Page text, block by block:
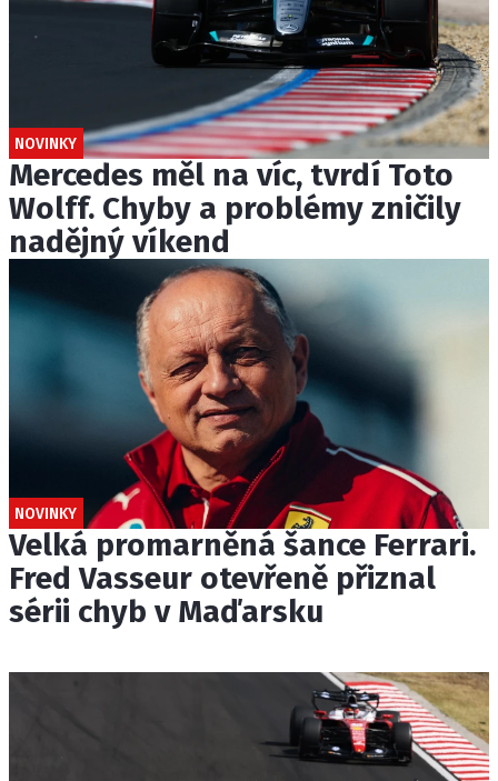
NOVINKY
Mercedes měl na víc, tvrdí Toto
Wolff. Chyby a problémy zničily
nadějný víkend
NOVINKY
Velká promarněná šance Ferrari.
Fred Vasseur otevřeně přiznal
sérii chyb v Maďarsku